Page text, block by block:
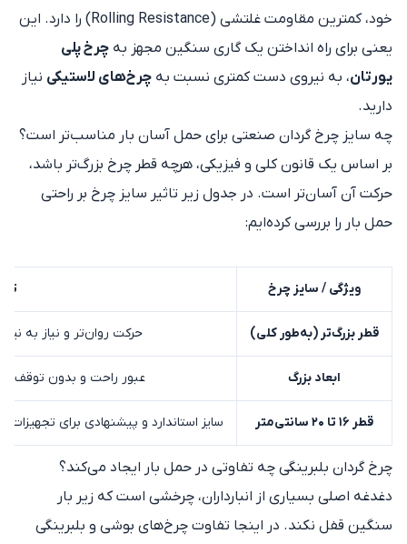
خود، کمترین مقاومت غلتشی (Rolling Resistance) را دارد. این
یعنی برای راه انداختن یک گاری سنگین مجهز به چرخ‌ پلی
یورتان، به نیروی دست کمتری نسبت به چرخ‌های لاستیکی نیاز
دارید.
چه سایز چرخ گردان صنعتی برای حمل آسان بار مناسب‌تر است؟
بر اساس یک قانون کلی و فیزیکی، هرچه قطر چرخ بزرگ‌تر باشد،
حرکت آن آسان‌تر است. در جدول زیر تاثیر سایز چرخ بر راحتی
حمل بار را بررسی کرده‌ایم:
ویژگی / سایز چرخ
قطر بزرگ‌تر (به‌طور کلی) حرکت روان‌تر و نیاز به
ابعاد بزرگ عبور راحت و بدون توقف
قطر ۱۶ تا ۲۰ سانتی‌متر سایز استاندارد و پیشنهادی برای
چرخ گردان بلبرینگی چه تفاوتی در حمل بار ایجاد می‌کند؟
دغدغه اصلی بسیاری از انبارداران، چرخشی است که زیر بار
سنگین قفل نکند. در اینجا تفاوت چرخ‌های بوشی و بلبرینگی